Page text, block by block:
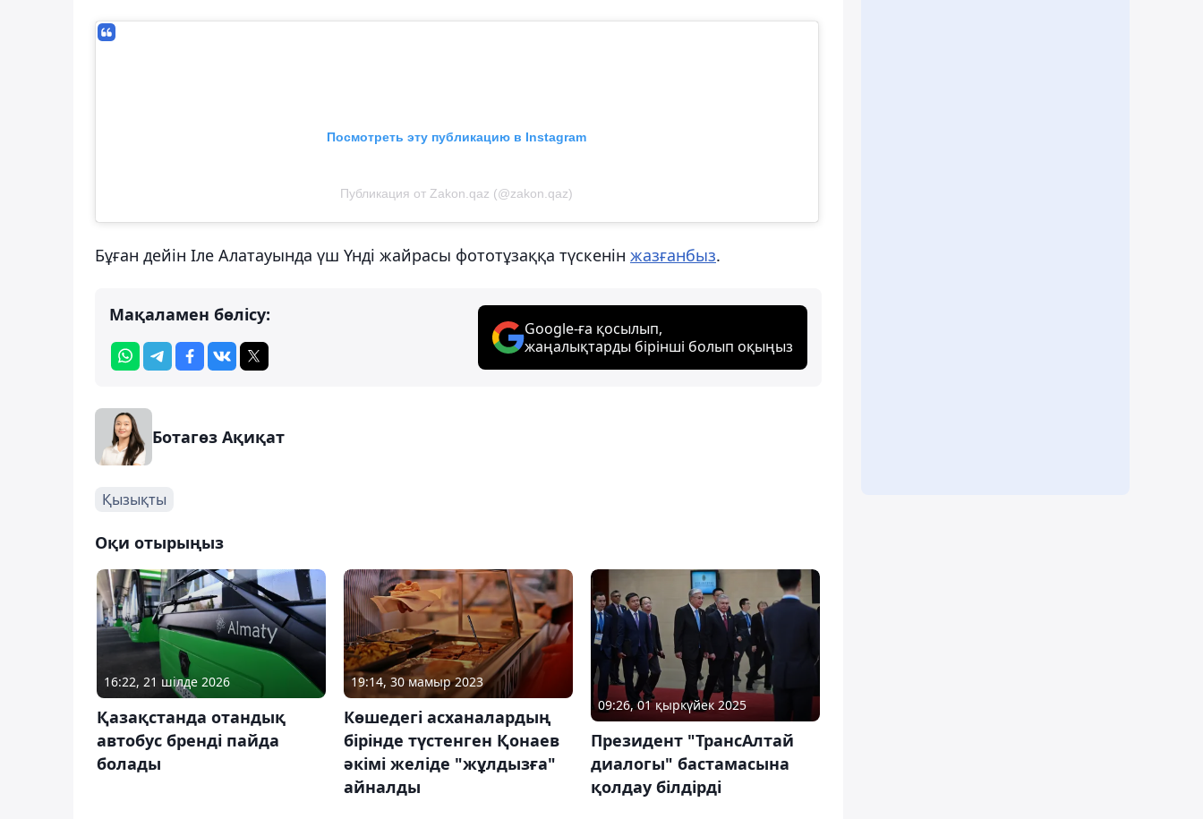
Посмотреть эту публикацию в Instagram
Публикация от Zakon.qaz (@zakon.qaz)
Бұған дейін Іле Алатауында үш Үнді жайрасы фототұзаққа түскенін жазғанбыз.
Мақаламен бөлісу:
Google-ға қосылып,
жаңалықтарды бірінші болып оқыңыз
Ботагөз Ақиқат
Қызықты
Оқи отырыңыз
16:22, 21 шілде 2026
Қазақстанда отандық
автобус бренді пайда
болады
19:14, 30 мамыр 2023
Көшедегі асханалардың
бірінде түстенген Қонаев
әкімі желіде "жұлдызға"
айналды
09:26, 01 қыркүйек 2025
Президент "ТрансАлтай
диалогы" бастамасына
қолдау білдірді